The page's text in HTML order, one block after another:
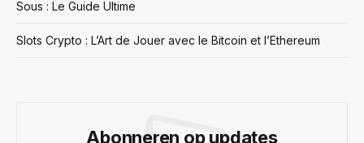
Sous : Le Guide Ultime
Slots Crypto : L’Art de Jouer avec le Bitcoin et l’Ethereum
Abonneren op updates